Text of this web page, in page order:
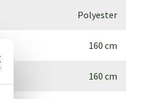
Polyester
160 cm
160 cm